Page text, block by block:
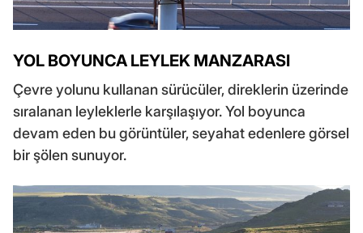
YOL BOYUNCA LEYLEK MANZARASI
Çevre yolunu kullanan sürücüler, direklerin üzerinde
sıralanan leyleklerle karşılaşıyor. Yol boyunca
devam eden bu görüntüler, seyahat edenlere görsel
bir şölen sunuyor.